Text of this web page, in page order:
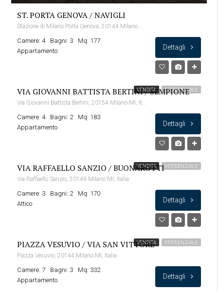
ST. PORTA GENOVA / NAVIGLI
Stazione di Milano Porta Genova, 20144 Milano MI, Italia
Camere: 4 Bagni: 3
Mq: 177
Appartamento
Dettagli
VENDITA RESIDENZIALE
VIA GIOVANNI BATTISTA BERTINI / SEMPIONE
Via Giovanni Battista Bertini, 20154 Milano MI, Italia
Camere: 4 Bagni: 2
Mq: 183
Appartamento
Dettagli
VENDITA RESIDENZIALE
VIA RAFFAELLO SANZIO / BUONAROTTI
Via Raffaello Sanzio, 20149 Milano MI, Italia
Camere: 3 Bagni: 2
Mq: 170
Attico
Dettagli
VENDITA RESIDENZIALE
PIAZZA VESUVIO / VIA SAN VITTORE
Piazza Vesuvio, 20144 Milano MI, Italia
Camere: 7 Bagni: 3
Mq: 332
Appartamento
Dettagli